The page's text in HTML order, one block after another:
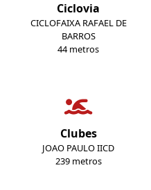
Ciclovia
CICLOFAIXA RAFAEL DE
BARROS
44 metros
Clubes
JOAO PAULO IICD
239 metros